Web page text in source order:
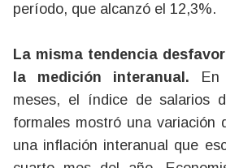
período, que alcanzó el 12,3%.
La misma tendencia
la medición interanual.
meses, el índice de salarios
formales mostró una variación
una inflación interanual que